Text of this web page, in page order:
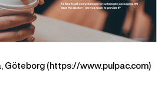
Göteborg (https://www.pulpac.com)